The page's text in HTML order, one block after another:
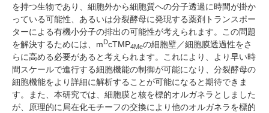
を持つ生物であり、細胞外から細胞質への分子透過に時間が掛か
っている可能性、あるいは分裂酵母に発現する薬剤トランスポー
ターによる有機小分子の排出の可能性が考えられます。この問題
を解決するためには、 mDcTMP4Meの細胞壁／細胞膜透過性をさ
らに高める必要があると考えられます。これにより、より早い時
間スケールで進行する細胞機能の制御が可能になり、分裂酵母の
細胞機能をより詳細に解析することが可能になると期待できま
す。また、本研究では、細胞膜と核を標的オルガネラとしました
が、原理的に局在化モチーフの交換により他のオルガネラを標的